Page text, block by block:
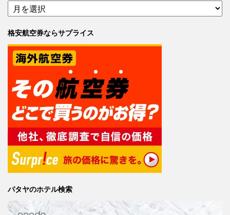
格安航空券ならサプライス
パタヤのホテル検索